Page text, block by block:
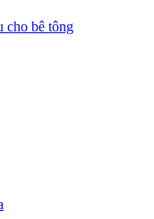
cho bê tông